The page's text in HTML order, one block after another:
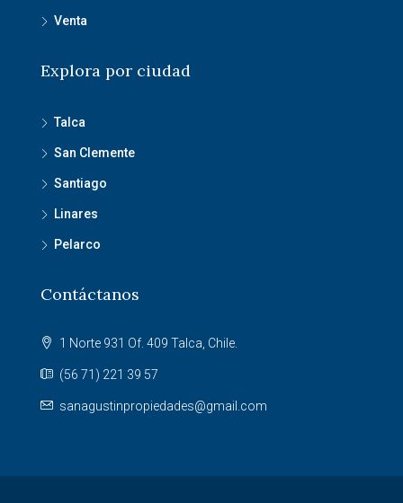
Venta
Explora por ciudad
Talca
San Clemente
Santiago
Linares
Pelarco
Contáctanos
1 Norte 931 Of. 409 Talca, Chile.
(56 71) 221 39 57
sanagustinpropiedades@gmail.com